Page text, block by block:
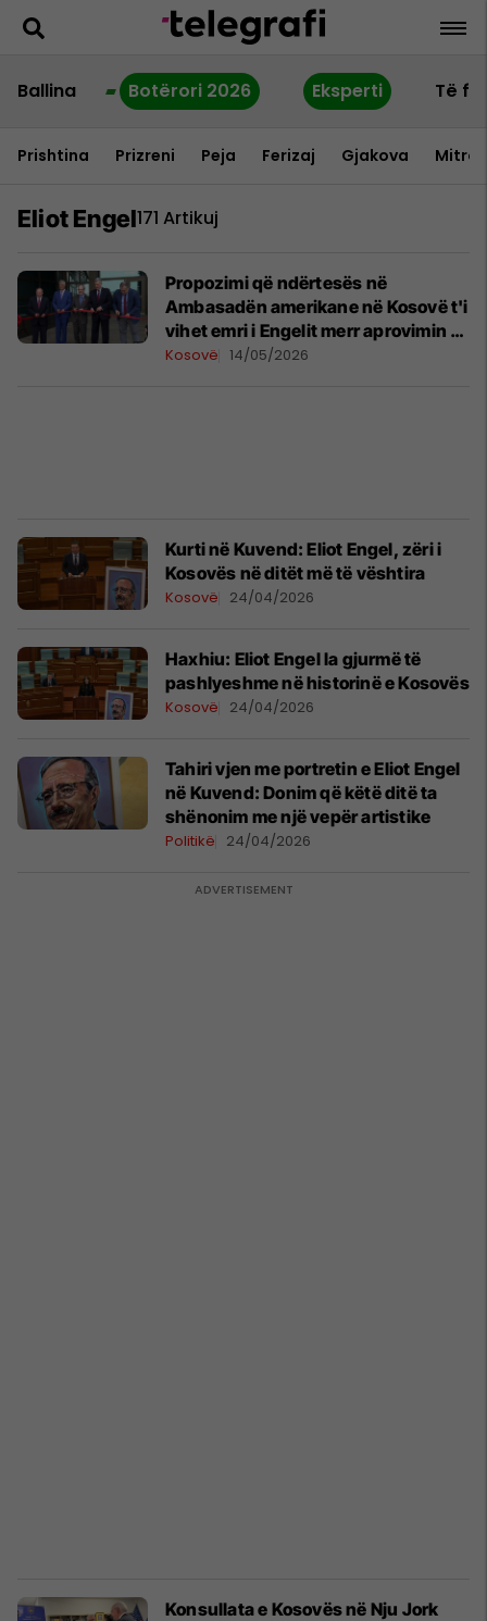
Ballina Botërori 2026 Eksperti Të
Prishtina Prizreni Peja Ferizaj Gjakova
Eliot Engel171 Artikuj
Propozimi që ndërtesës në
Ambasadën amerikane në Kosovë t'i
vihet emri i Engelit merr aprovimin e
parë
Kosovë 14/05/2026
Kurti në Kuvend: Eliot Engel, zëri i
Kosovës në ditët më të vështira
Kosovë 24/04/2026
​Haxhiu: Eliot Engel la gjurmë të
pashlyeshme në historinë e Kosovës
Kosovë 24/04/2026
Tahiri vjen me portretin e Eliot Engel
në Kuvend: Donim që këtë ditë ta
shënonim me një vepër artistike
Politikë 24/04/2026
Konsullata e Kosovës në Nju Jork